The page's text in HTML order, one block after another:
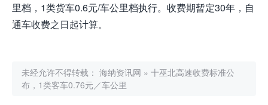
里档，1类货车0.6元/车公里档执行。收费期暂定30年，自
通车收费之日起计算。
未经允许不得转载： 海纳资讯网 » 十巫北高速收费标准公
布，1类客车0.76元／车公里